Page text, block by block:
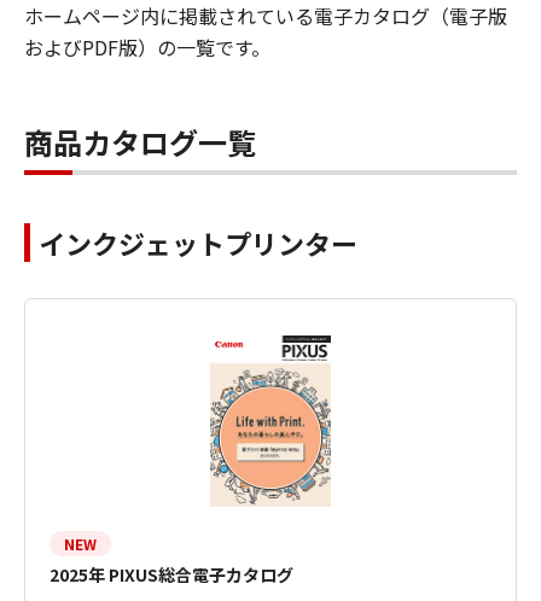
ホームページ内に掲載されている電子カタログ（電子版
およびPDF版）の一覧です。
商品カタログ一覧
インクジェットプリンター
NEW
2025年 PIXUS総合電子カタログ